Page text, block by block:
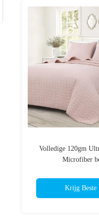
Volledige 120gm
Microfiber
Krijg Beste